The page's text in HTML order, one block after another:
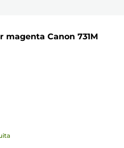
magenta Canon 731M